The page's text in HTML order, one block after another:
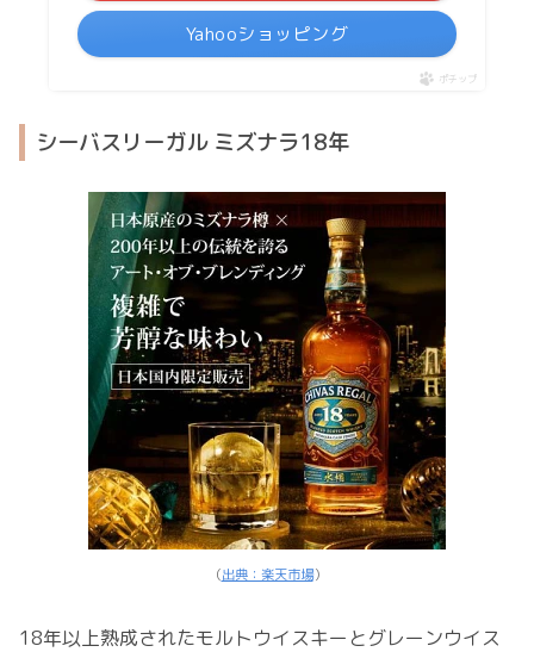
Yahooショッピング
ポチップ
シーバスリーガル ミズナラ18年
（出典：楽天市場）
18年以上熟成されたモルトウイスキーとグレーンウイス